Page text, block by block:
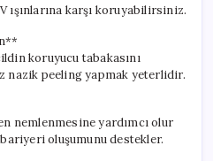
karşı koruyabilirsiniz.
koruyucu tabakasını
nazik peeling yapmak yeterlidir.
nemlenmesine yardımcı olur
oluşumunu destekler.